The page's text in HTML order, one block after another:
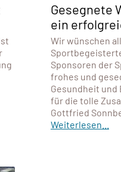
Gesegnete
ein
Wir wünschen
Sponsoren der
frohes und
Gesundheit und
für die tolle
Gottfried
Weiterlesen...